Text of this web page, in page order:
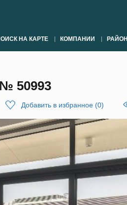
НА КАРТЕ КОМПАНИИ
50993
Добавить в избранное (0)